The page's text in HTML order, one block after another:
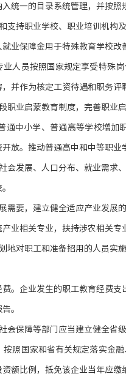
统一的目录系统管理，并按照
持职业学校、职业培训机构
业保障金用于特殊教育学校
人员按照国家规定享受特殊
并作为核定工资待遇和职务评
业启蒙教育制度，完善职业启
中小学、普通高等学校增
放。推动普通高中和中等职业
发展、人口分布、就业需求
要，建立健全适应产业发展
业相关专业，扶持涉农相关专
对职工和准备招用的人员实
。企业发生的职工教育经费支
。
保障等部门应当建立健全省
照国家和省有关规定落实金
额比例，抵免该企业当年应缴